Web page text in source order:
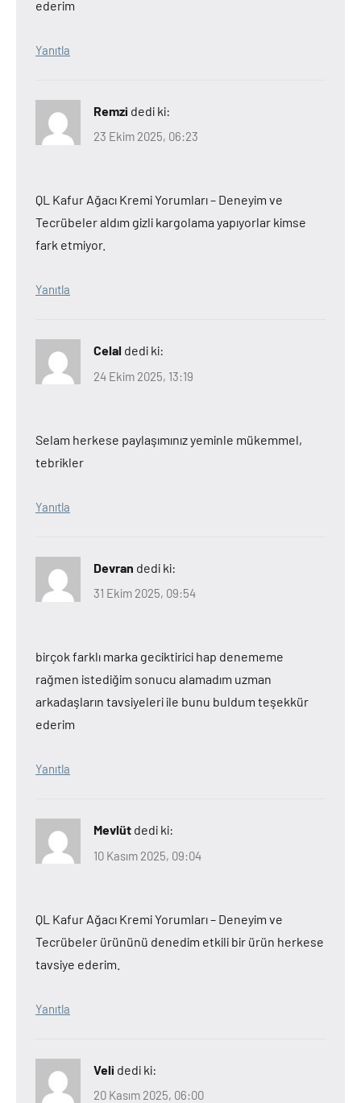
ederim
Yanıtla
Remzi dedi ki:
23 Ekim 2025, 06:23
QL Kafur Ağacı Kremi Yorumları – Deneyim ve
Tecrübeler aldım gizli kargolama yapıyorlar kimse
fark etmiyor.
Yanıtla
Celal dedi ki:
24 Ekim 2025, 13:19
Selam herkese paylaşımınız yeminle mükemmel,
tebrikler
Yanıtla
Devran dedi ki:
31 Ekim 2025, 09:54
birçok farklı marka geciktirici hap denememe
rağmen istediğim sonucu alamadım uzman
arkadaşların tavsiyeleri ile bunu buldum teşekkür
ederim
Yanıtla
Mevlüt dedi ki:
10 Kasım 2025, 09:04
QL Kafur Ağacı Kremi Yorumları – Deneyim ve
Tecrübeler ürününü denedim etkili bir ürün herkese
tavsiye ederim.
Yanıtla
Veli dedi ki:
20 Kasım 2025, 06:00